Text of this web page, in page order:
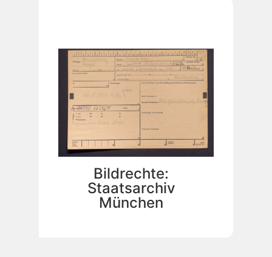
Bildrechte:
Staatsarchiv
München